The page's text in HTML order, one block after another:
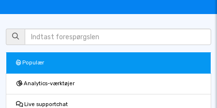
Populær
Analytics-værktøjer
Live supportchat